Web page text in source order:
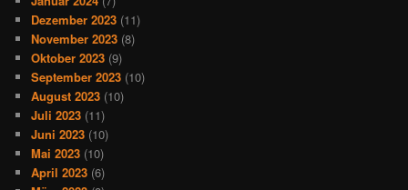
Dezember 2023 (11)
November 2023 (8)
Oktober 2023 (9)
September 2023 (10)
August 2023 (10)
Juli 2023 (11)
Juni 2023 (10)
Mai 2023 (10)
April 2023 (6)